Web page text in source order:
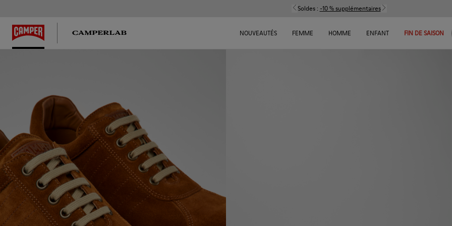
Soldes : -10 % supplémentaires
NOUVEAUTÉS FEMME HOMME ENFANT FIN DE SAISON